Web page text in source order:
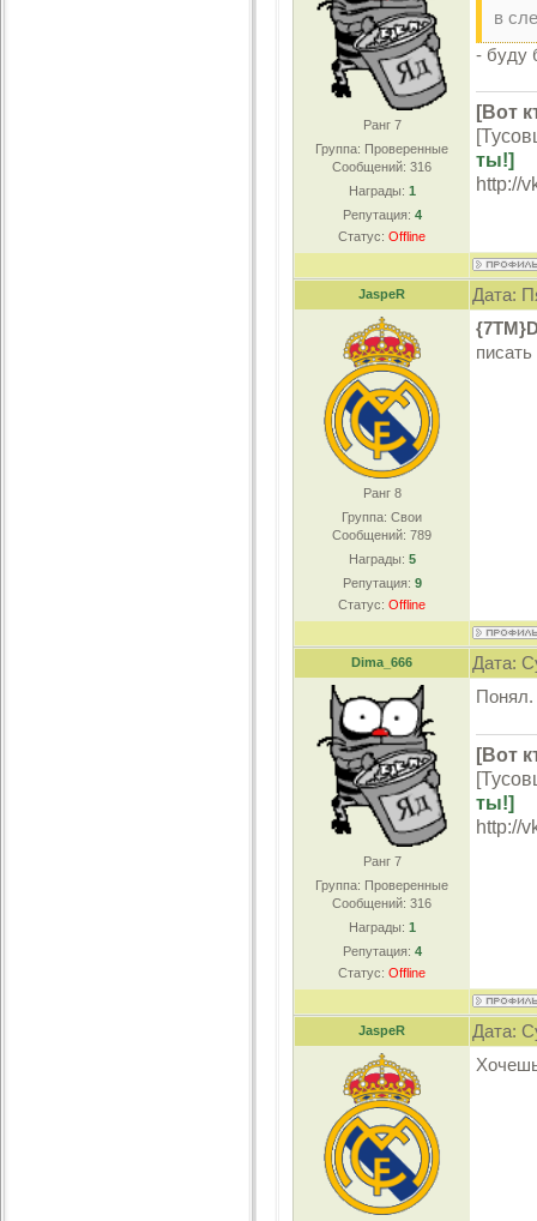
Ранг 7
Группа: Проверенные
Сообщений: 316
Награды: 1
Репутация: 4
Статус: Offline
в
- буду
[Вот
ты!]
http://
JaspeR Дата:
Ранг 8
Группа: Свои
Сообщений: 789
Награды: 5
Репутация: 9
Статус: Offline
писать
Dima_666 Дата:
Ранг 7
Группа: Проверенные
Сообщений: 316
Награды: 1
Репутация: 4
Статус: Offline
Понял.
[Вот
ты!]
http://
JaspeR Дата: